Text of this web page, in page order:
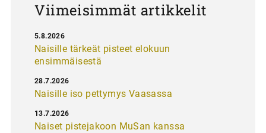
Viimeisimmät artikkelit
Naisille tärkeät pisteet elokuun
ensimmäisestä
5.8.2026
Naisille iso pettymys Vaasassa
28.7.2026
Naiset pistejakoon MuSan kanssa
13.7.2026